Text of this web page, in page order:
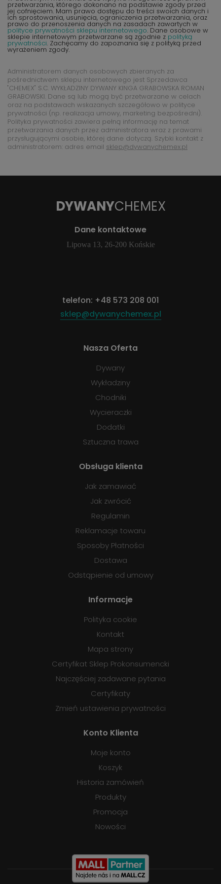
przetwarzania, którego dokonano na podstawie zgody przed
jej cofnięciem. Mam prawo dostępu do treści swoich danych i
ich sprostowania, usunięcia, ograniczenia przetwarzania, oraz
prawo do przenoszenia danych na zasadach zawartych w
polityce prywatności sklepu internetowego. Dane osobowe w
sklepie internetowym przetwarzane są zgodnie z polityką
prywatności. Zachęcamy do zapoznania się z polityką przed
wyrażeniem zgody.
Administratorem danych osobowych zbieranych za
pośrednictwem sklepu internetowego jest Sprzedawca
"CHEMEX" S.C. WYKŁADZINY DYWANY KINGA GRABOWSKA ROMAN
GRABOWSKI. Dane są lub mogą być przetwarzane w celach
oraz na podstawach wskazanych szczegółowo w polityce
prywatności (np. realizacja umowy, marketing bezpośredni).
Polityka prywatności zawiera pełną informację na temat
przetwarzania danych przez administratora wraz z prawami
przysługującymi osobie, której dane dotyczą. Szybki kontakt z
administratorem: adres email sklep@dywanychemex.pl
DYWANYCHEMEX
Dane kontaktowe
Lipowa 13, 26-200 Końskie
telefon: +48 573 208 001
sklep@dywanychemex.pl
Nasza Oferta
Dywany
Wykładziny
Chodniki
Wycieraczki
Dodatki
Sztuczna trawa
Obsługa klienta
Jak zamawiać
Jak zwrócić
Regulamin
Reklamacje towaru
Sposoby Płatności
Dostawa
Odstąpienie od umowy
Informacje
Polityka cookie
Kontakt
Mapa strony
Certyfikat Sklep Prokonsumencki
Najczęściej zadawane pytania
Certyfikaty
Zmień ustawienia prywatności
Konto Klienta
Moje konto
Koszyk
Historia zamówień
Produkty
Promocja
Nowości